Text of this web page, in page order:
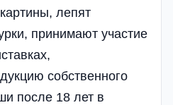
лепят
принимают участие
собственного
после 18 лет в